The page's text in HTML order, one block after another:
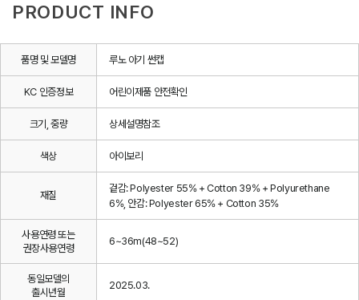
PRODUCT INFO
품명 및 모델명 루노 아기 썬캡
KC 인증정보 어린이제품 안전확인
크기, 중량 상세설명참조
색상 아이보리
재질
겉감: Polyester 55% + Cotton 39% + Polyurethane
6%, 안감: Polyester 65% + Cotton 35%
사용연령 또는
권장사용연령
6~36m(48~52)
동일모델의
출시년월
2025.03.